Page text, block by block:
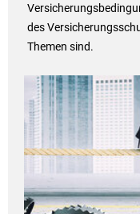
des
Themen sind.